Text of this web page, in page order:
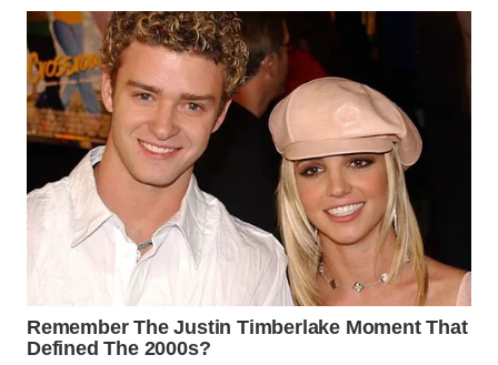
WN
DAIRI
WN
DANAU
TOBA
NIAS
WN
LANGKAT